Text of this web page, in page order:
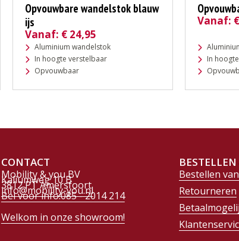
Opvouwbare wandelstok blauw
ijs
Vanaf: € 24,95
Aluminium wandelstok
In hoogte verstelbaar
Opvouwbaar
Vanaf: €
In
CONTACT
Mobility & you BV
Kaliumweg 10 B
3812 PT Amersfoort
info@mobility-you.nl
Bel voor info:085 - 2014 214
Welkom in onze showroom!
Bestellen
Retourneren